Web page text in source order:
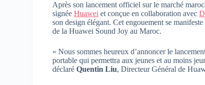
Après son lancement officiel sur le marché
signéeHuawei et conçue en collaboration avec
son design élégant. Cet engouement se
de la Huawei Sound Joy au Maroc.
« Nous sommes heureux d’annoncer le
portable qui permettra aux jeunes et au moins
déclaréQuentin Liu, Directeur Général de